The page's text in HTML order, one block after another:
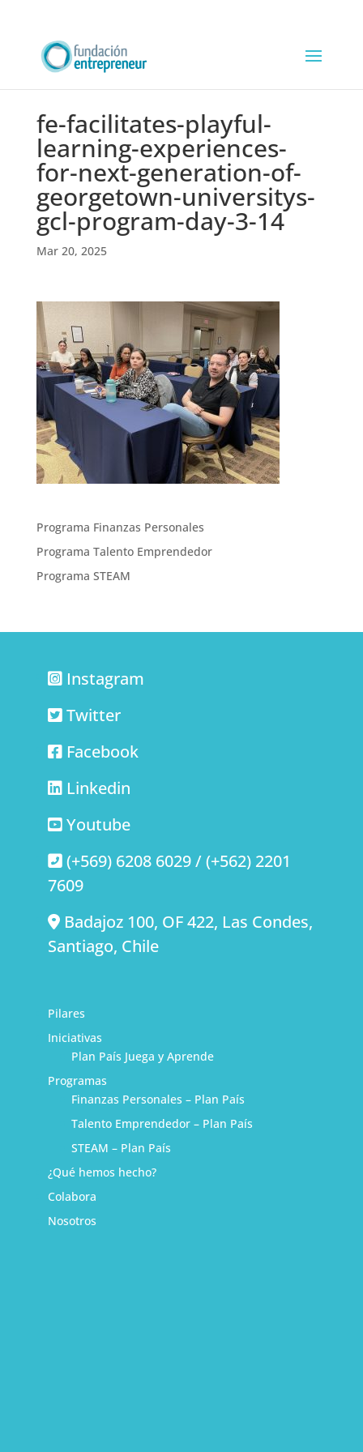
fe-facilitates-playful-
learning-experiences-
for-next-generation-of-
georgetown-universitys-
gcl-program-day-3-14
Mar 20, 2025
Programa Finanzas Personales
Programa Talento Emprendedor
Programa STEAM
Instagram
Twitter
Facebook
Linkedin
Youtube
(+569) 6208 6029 / (+562) 2201
7609
Badajoz 100, OF 422, Las Condes,
Santiago, Chile
Pilares
Iniciativas
Plan País Juega y Aprende
Programas
Finanzas Personales – Plan País
Talento Emprendedor – Plan País
STEAM – Plan País
¿Qué hemos hecho?
Colabora
Nosotros